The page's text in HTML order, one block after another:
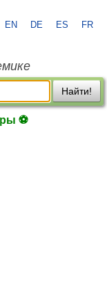
EN DE ES FR
Найти!
⚽